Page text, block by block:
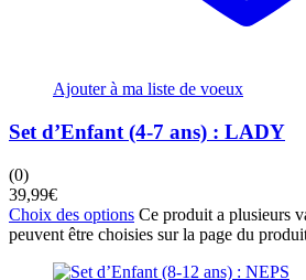
Ajouter à ma liste de voeux
Set d’Enfant (4-7 ans) : LADY
(0)
39,99€
Choix des options Ce produit a plusieurs
peuvent être choisies sur la page du